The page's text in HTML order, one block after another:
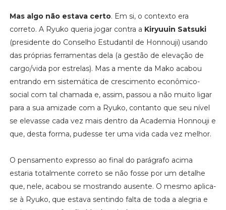
Mas algo não estava certo. Em si, o contexto era
correto. A Ryuko queria jogar contra a Kiryuuin Satsuki
(presidente do Conselho Estudantil de Honnouji) usando
das próprias ferramentas dela (a gestão de elevação de
cargo/vida por estrelas). Mas a mente da Mako acabou
entrando em sistemática de crescimento econômico-
social com tal chamada e, assim, passou a não muito ligar
para a sua amizade com a Ryuko, contanto que seu nível
se elevasse cada vez mais dentro da Academia Honnouji e
que, desta forma, pudesse ter uma vida cada vez melhor.
O pensamento expresso ao final do parágrafo acima
estaria totalmente correto se não fosse por um detalhe
que, nele, acabou se mostrando ausente. O mesmo aplica-
se à Ryuko, que estava sentindo falta de toda a alegria e